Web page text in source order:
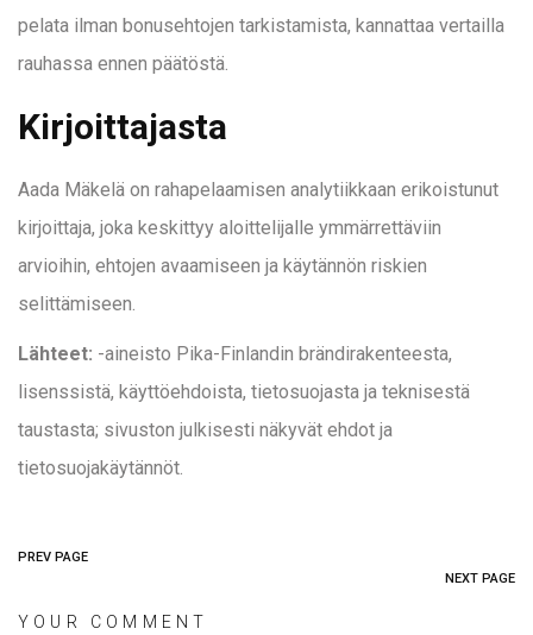
pelata ilman bonusehtojen tarkistamista, kannattaa vertailla
rauhassa ennen päätöstä.
Kirjoittajasta
Aada Mäkelä on rahapelaamisen analytiikkaan erikoistunut
kirjoittaja, joka keskittyy aloittelijalle ymmärrettäviin
arvioihin, ehtojen avaamiseen ja käytännön riskien
selittämiseen.
Lähteet: -aineisto Pika-Finlandin brändirakenteesta,
lisenssistä, käyttöehdoista, tietosuojasta ja teknisestä
taustasta; sivuston julkisesti näkyvät ehdot ja
tietosuojakäytännöt.
PREV PAGE
NEXT PAGE
YOUR COMMENT